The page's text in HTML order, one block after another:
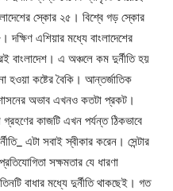
স্কোর ২৫। বিশ্বে গড় স্কোর
এশিয়ার মধ্যে বাংলাদেশের
বাংলাদেশ। এ অঞ্চলে কম দুর্নীতি হয়
হওয়া কষ্টের বৈকি। আন্তর্জাতিক
অভাব এখনও কতটা প্রকট।
গ্রহণের কাজটি এখন পর্যন্ত ঠিকভাবে
এটা সবাই স্বীকার করেন। সেন্টার
সক্ষমতার যে ধারণা
বাধার মধ্যে দুর্নীতি থাকছেই। গত